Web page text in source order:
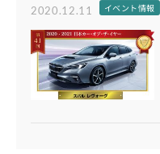
2020.12.11 イベント情報